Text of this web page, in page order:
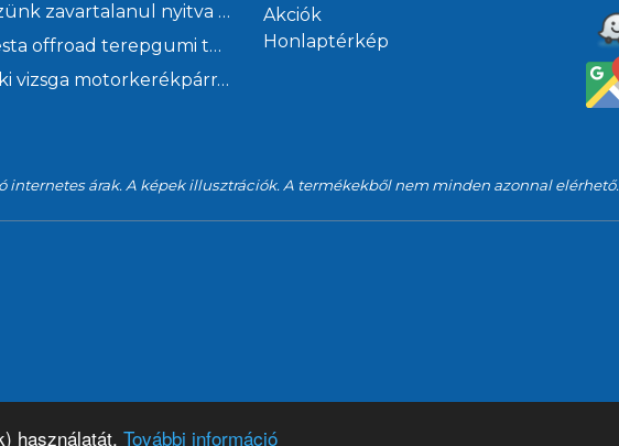
használatát. További információ
Szervizünk zavartalanul nyitva tart a Fehér út - Finommechanika csomópont átépítése alatt
Malatesta offroad terepgumi tavaszi akció a Ficsór Autóháznál
Műszaki vizsga motorkerékpárra mindössze 1 óra alatt Kőbányán a Ficsór Autóháznál
Akciók
Honlaptérkép
internetes árak. A képek illusztrációk. A termékekből nem minden azonnal elérhető.